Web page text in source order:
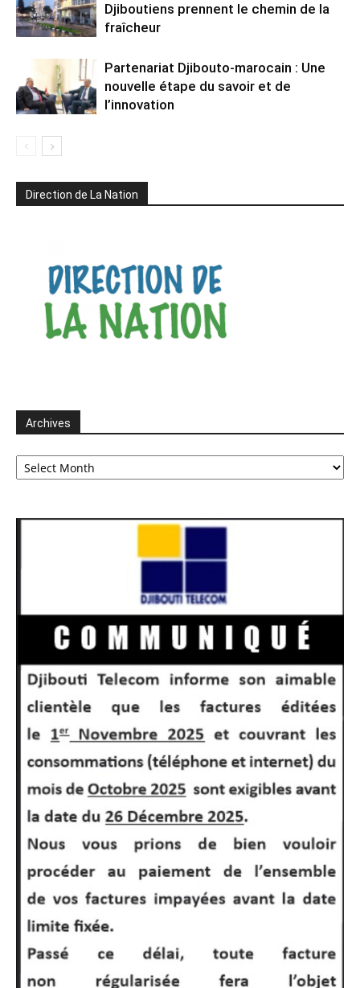
Djiboutiens prennent le chemin de la
fraîcheur
Partenariat Djibouto-marocain : Une
nouvelle étape du savoir et de
l’innovation
Direction de La Nation
Archives
Archives